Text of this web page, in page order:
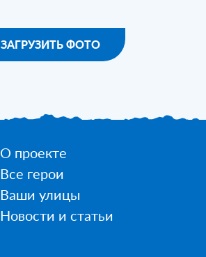
ЗАГРУЗИТЬ ФОТО
О проекте
Все герои
Ваши улицы
Новости и статьи